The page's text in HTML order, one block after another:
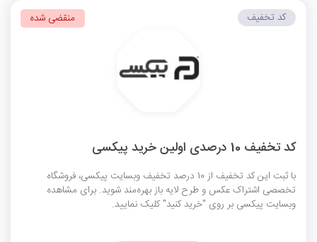
کد تخفیف 10 درصدی اولین خرید پیکسی
با ثبت این کد تخفیف از 10 درصد تخفیف وبسایت پیکسی، فروشگاه
تخصصی اشتراک عکس و طرح لایه باز بهره‌مند شوید. برای مشاهده
وبسایت پیکسی بر روی "خرید کنید" کلیک نمایید.
کد تخفیف منقضی شده